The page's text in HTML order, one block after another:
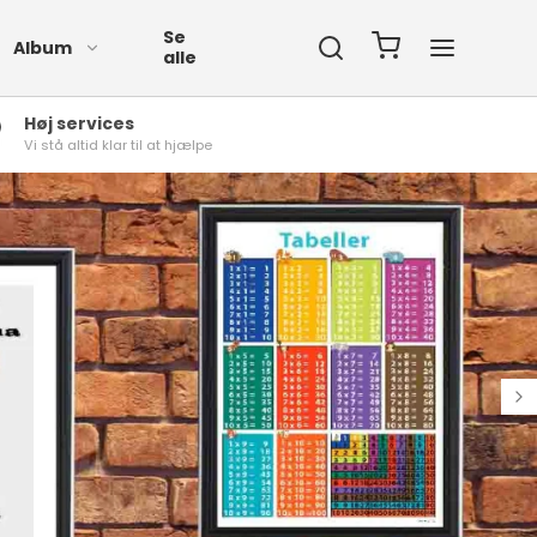
Rammer i 10x15 Cm.
Rammer i 13x18 Cm.
Rammer i 15x20 Cm.
Rammer i 18x24 Cm.
Rammer i 20x25 Cm.
Ramme i 21x29,7 Cm.
Plakater Med Tal Og
Bogstaver
Navneplakater
Album
Se
alle
Høj services
Vi stå altid klar til at hjælpe